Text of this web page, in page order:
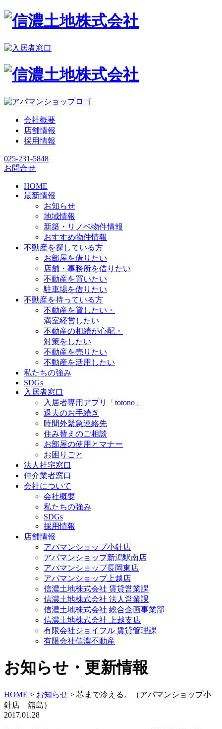
会社概要
店舗情報
採用情報
025-231-5848
お問合せ
HOME
最新情報
お知らせ
地域情報
新築・リノベ物件情報
おすすめ物件情報
不動産を探している方
お部屋を借りたい
店舗・事務所を借りたい
不動産を買いたい
駐車場を借りたい
不動産を持っている方
不動産を貸したい・
満室経営したい
不動産の相続が心配・
対策をしたい
不動産を売りたい
不動産を活用したい
私たちの強み
SDGs
入居者窓口
入居者専用アプリ「totono」
退去のお手続き
時間外緊急連絡先
住み替えのご相談
お部屋の使用とマナー
お困りごと
法人社宅窓口
仲介業者窓口
会社について
会社概要
私たちの強み
SDGs
採用情報
店舗情報
アパマンショップ小針店
アパマンショップ新潟駅南店
アパマンショップ長岡東店
アパマンショップ上越店
信濃土地株式会社 賃貸営業課
信濃土地株式会社 法人営業課
信濃土地株式会社 総合企画事業部
信濃土地株式会社 上越支店
有限会社ジョイフル 賃貸管理課
有限会社信濃不動産
お知らせ・更新情報
HOME > お知らせ > 芯まで冷える。（アパマンショップ小
針店 舘島）
2017.01.28